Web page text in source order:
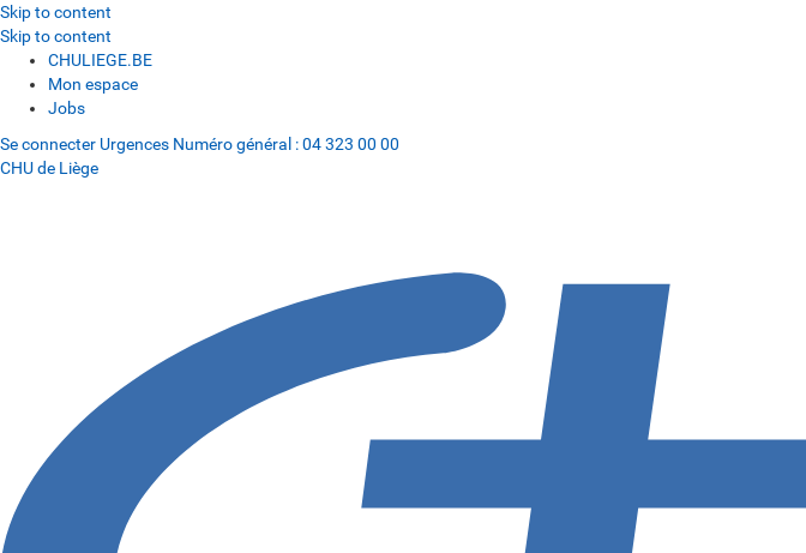
Skip to content
Skip to content
CHULIEGE.BE
Mon espace
Jobs
Se connecter Urgences Numéro général :04 323 00 00
CHU de Liège